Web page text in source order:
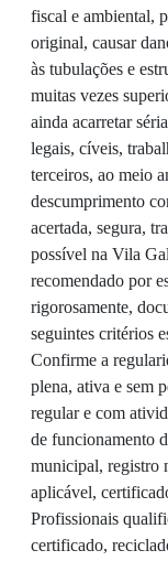
fiscal e ambiental,
original, causar
às tubulações e
muitas vezes
ainda acarretar
legais, cíveis,
terceiros, ao meio
descumprimento
acertada, segura,
possível na Vila
recomendado por
rigorosamente,
seguintes critérios
Confirme a
plena, ativa e sem
regular e com
de funcionamento
municipal, registro
aplicável,
Profissionais
certificado,